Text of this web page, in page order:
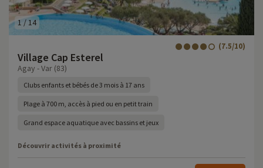
1 /14
Village Cap Esterel
(7.5/10)
Agay - Var (83)
Clubs enfants et bébés de 3 mois à 17 ans
Plage à 700 m, accès à pied ou en petit train
Grand espace aquatique avec bassins et jeux
Découvrir activités à proximité